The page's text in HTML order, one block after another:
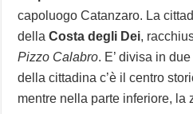
capoluogo Catanzaro. La
dellaCosta degli Dei,
Pizzo Calabro. E’ divisa in
della cittadina c’è il centro
mentre nella parte inferiore, la